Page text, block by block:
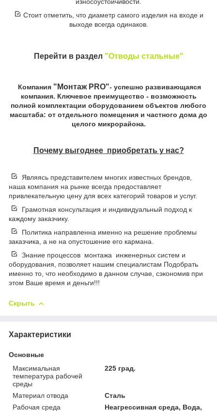
Стоит отметить, что диаметр самого изделия на входе и
выходе всегда одинаков.
Перейти в раздел "Отводы стальные"
Компания "Монтаж PRO"- успешно развивающаяся
компания. Ключевое преимущество - возможность
полной комплектации оборудованием объектов любого
масштаба: от отдельного помещения и частного дома до
целого микрорайона.
Почему выгоднее приобретать у нас?
Являясь представителем многих известных брендов,
наша компания на рынке всегда предоставляет
привлекательную цену для всех категорий товаров и услуг.
Грамотная консультация и индивидуальный подход к
каждому заказчику.
Политика направленна именно на решение проблемы
заказчика, а не на опустошение его кармана.
Знание процессов монтажа инженерных систем и
оборудования, позволяет нашим специалистам Подобрать
именно то, что необходимо в данном случае, сэкономив при
этом Ваше время и деньги!!!
Скрыть
Характеристики
Основные
Максимальная
температура рабочей
среды
225 град.
Материал отвода
Сталь
Рабочая среда
Неагрессивная среда, Вода,